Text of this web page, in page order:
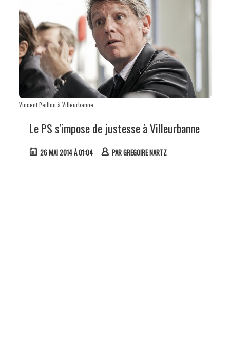
Vincent Peillon à Villeurbanne
Le PS s'impose de justesse à Villeurbanne
26 MAI 2014 À 01:04 PARGREGOIRE NARTZ